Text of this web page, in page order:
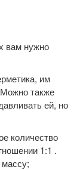
вам нужно
им
также
ей, но
количество
1:1 .